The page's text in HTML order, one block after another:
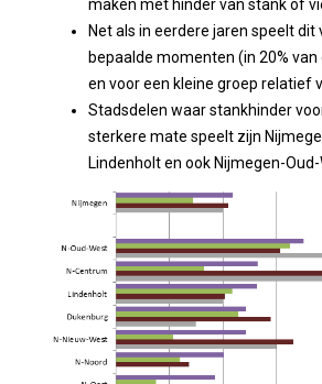
maken met hinder van stank of
Net als in eerdere jaren speelt dit
bepaalde momenten (in 20%
en voor een kleine groep relatief
Stadsdelen waar stankhinder
sterkere mate speelt zijn
Lindenholt en ook Nijmegen-Oud-